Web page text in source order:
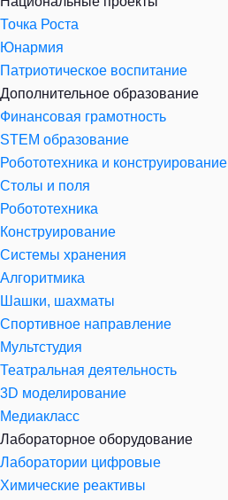
Точка Роста
Юнармия
Патриотическое воспитание
Дополнительное образование
Финансовая грамотность
STEM образование
Робототехника и конструирование
Столы и поля
Робототехника
Конструирование
Системы хранения
Алгоритмика
Шашки, шахматы
Спортивное направление
Мультстудия
Театральная деятельность
3D моделирование
Медиакласс
Лабораторное оборудование
Лаборатории цифровые
Химические реактивы